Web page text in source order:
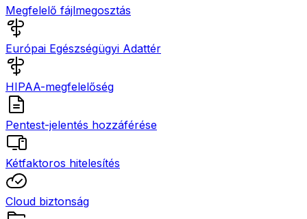
Megfelelő fájlmegosztás
Európai Egészségügyi Adattér
HIPAA-megfelelőség
Pentest-jelentés hozzáférése
Kétfaktoros hitelesítés
Cloud biztonság